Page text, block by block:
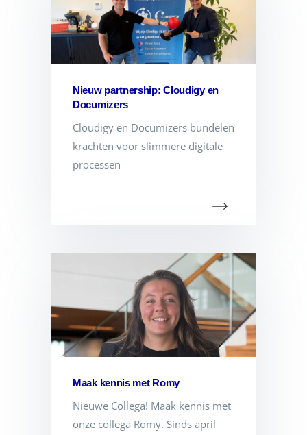
Nieuw partnership: Cloudigy en
Documizers
Cloudigy en Documizers bundelen
krachten voor slimmere digitale
processen
Maak kennis met Romy
Nieuwe Collega! Maak kennis met
onze collega Romy. Sinds april